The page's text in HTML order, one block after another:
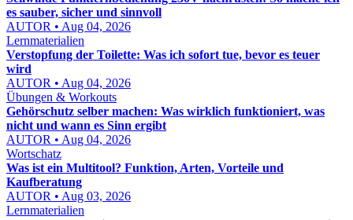
es sauber, sicher und sinnvoll
AUTOR • Aug 04, 2026
Lernmaterialien
Verstopfung der Toilette: Was ich sofort tue, bevor es teuer
wird
AUTOR • Aug 04, 2026
Übungen & Workouts
Gehörschutz selber machen: Was wirklich funktioniert, was
nicht und wann es Sinn ergibt
AUTOR • Aug 04, 2026
Wortschatz
Was ist ein Multitool? Funktion, Arten, Vorteile und
Kaufberatung
AUTOR • Aug 03, 2026
Lernmaterialien